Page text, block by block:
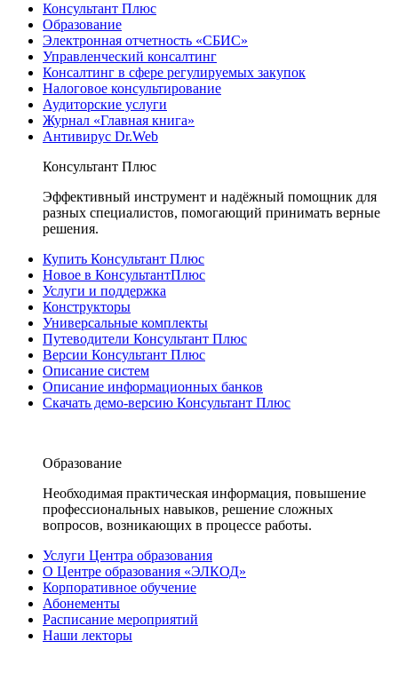
Консультант Плюс
Образование
Электронная отчетность «СБИС»
Управленческий консалтинг
Консалтинг в сфере регулируемых закупок
Налоговое консультирование
Аудиторские услуги
Журнал «Главная книга»
Антивирус Dr.Web
Консультант Плюс
Эффективный инструмент и надёжный помощник для
разных специалистов, помогающий принимать верные
решения.
Купить Консультант Плюс
Новое в КонсультантПлюс
Услуги и поддержка
Конструкторы
Универсальные комплекты
Путеводители Консультант Плюс
Версии Консультант Плюс
Описание систем
Описание информационных банков
Скачать демо-версию Консультант Плюс
Образование
Необходимая практическая информация, повышение
профессиональных навыков, решение сложных
вопросов, возникающих в процессе работы.
Услуги Центра образования
О Центре образования «ЭЛКОД»
Корпоративное обучение
Абонементы
Расписание мероприятий
Наши лекторы